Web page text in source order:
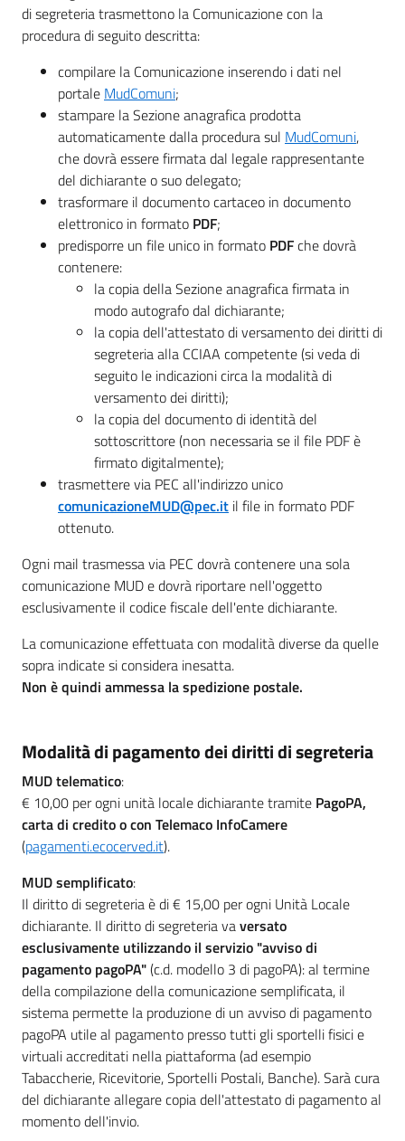
di segreteria trasmettono la Comunicazione con la
procedura di seguito descritta:
compilare la Comunicazione inserendo i dati nel
portale MudComuni;
stampare la Sezione anagrafica prodotta
automaticamente dalla procedura sul MudComuni,
che dovrà essere firmata dal legale rappresentante
del dichiarante o suo delegato;
trasformare il documento cartaceo in documento
elettronico in formato PDF;
predisporre un file unico in formato PDFche dovrà
contenere:
la copia della Sezione anagrafica firmata in
modo autografo dal dichiarante;
la copia dell'attestato di versamento dei diritti di
segreteria alla CCIAA competente (si veda di
seguito le indicazioni circa la modalità di
versamento dei diritti);
la copia del documento di identità del
sottoscrittore (non necessaria se il file PDF è
firmato digitalmente);
trasmettere via PEC all'indirizzo unico
comunicazioneMUD@pec.it il file in formato PDF
ottenuto.
Ogni mail trasmessa via PEC dovrà contenere una sola
comunicazione MUD e dovrà riportare nell'oggetto
esclusivamente il codice fiscale dell'ente dichiarante.
La comunicazione effettuata con modalità diverse da quelle
sopra indicate si considera inesatta.
Non è quindi ammessa la spedizione postale.
Modalità di pagamento dei diritti di segreteria
MUD telematico:
€ 10,00 per ogni unità locale dichiarante tramite PagoPA,
carta di credito o con Telemaco InfoCamere
(pagamenti.ecocerved.it).
MUD semplificato:
Il diritto di segreteria è di € 15,00 per ogni Unità Locale
dichiarante. Il diritto di segreteria vaversato
esclusivamente utilizzando il servizio "avviso di
pagamento pagoPA"(c.d. modello 3 di pagoPA): al termine
della compilazione della comunicazione semplificata, il
sistema permette la produzione di un avviso di pagamento
pagoPA utile al pagamento presso tutti gli sportelli fisici e
virtuali accreditati nella piattaforma (ad esempio
Tabaccherie, Ricevitorie, Sportelli Postali, Banche). Sarà cura
del dichiarante allegare copia dell'attestato di pagamento al
momento dell'invio.